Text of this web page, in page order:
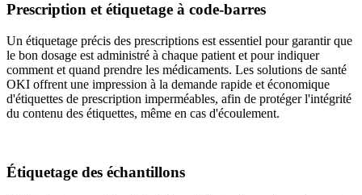
Prescription et étiquetage à code-barres
Un étiquetage précis des prescriptions est essentiel pour garantir que
le bon dosage est administré à chaque patient et pour indiquer
comment et quand prendre les médicaments. Les solutions de santé
OKI offrent une impression à la demande rapide et économique
d'étiquettes de prescription imperméables, afin de protéger l'intégrité
du contenu des étiquettes, même en cas d'écoulement.
Étiquetage des échantillons